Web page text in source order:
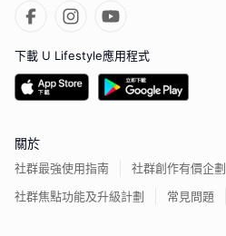
下載 U Lifestyle應用程式
關於
社群最強使用指南
社群創作有價企劃
社群焦點功能及升級計劃
常見問題